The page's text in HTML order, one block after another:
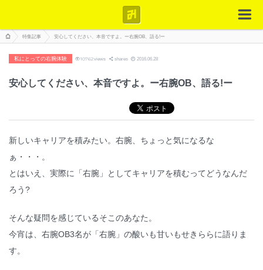
特集記事 安心してください、本音ですよ。ー右腕OB、語る!ー
私にとっての右腕体験 10762views shares 2016.06.28
安心してください、本音ですよ。ー右腕OB、語る!ー
新しいキャリアを積みたい。右腕、ちょっと気になるな
ぁ・・・。
とはいえ、実際に「右腕」としてキャリアを積むってどうなんだ
ろう?
そんな疑問を感じているそこのあなた。
今宵は、右腕OB3名が「右腕」の酸いも甘いもせきららに語りま
す。